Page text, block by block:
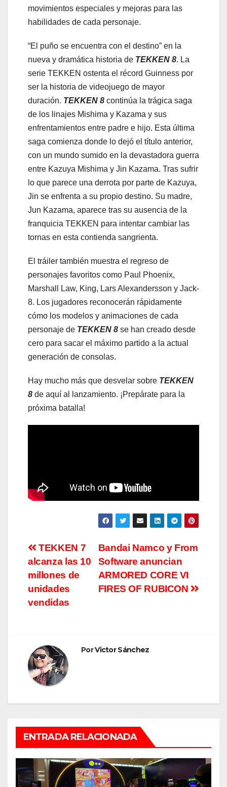
movimientos especiales y mejoras para las
habilidades de cada personaje.
“El puño se encuentra con el destino” en la
nueva y dramática historia de TEKKEN 8. La
serie TEKKEN ostenta el récord Guinness por
ser la historia de videojuego de mayor
duración. TEKKEN 8 continúa la trágica saga
de los linajes Mishima y Kazama y sus
enfrentamientos entre padre e hijo. Esta última
saga comienza donde lo dejó el título anterior,
con un mundo sumido en la devastadora guerra
entre Kazuya Mishima y Jin Kazama. Tras sufrir
lo que parece una derrota por parte de Kazuya,
Jin se enfrenta a su propio destino. Su madre,
Jun Kazama, aparece tras su ausencia de la
franquicia TEKKEN para intentar cambiar las
tornas en esta contienda sangrienta.
El tráiler también muestra el regreso de
personajes favoritos como Paul Phoenix,
Marshall Law, King, Lars Alexandersson y Jack-
8. Los jugadores reconocerán rápidamente
cómo los modelos y animaciones de cada
personaje de TEKKEN 8 se han creado desde
cero para sacar el máximo partido a la actual
generación de consolas.
Hay mucho más que desvelar sobre TEKKEN
8 de aquí al lanzamiento. ¡Prepárate para la
próxima batalla!
Navegación
de
entradas
Bandai Namco y From
Software anuncian
ARMORED CORE VI
FIRES OF RUBICON
TEKKEN 7
alcanza las 10
millones de
unidades
vendidas
PorVictor Sánchez
ENTRADA RELACIONADA